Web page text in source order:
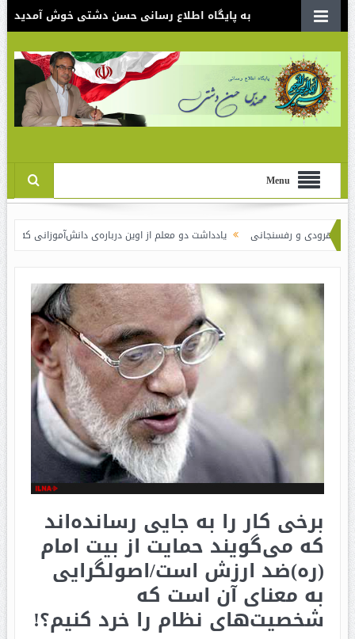
به پایگاه اطلاع رسانی حسن دشتی خوش آمدید
Menu
یادداشت دو معلم از اوین درباره‌ی دانش‌آموزانی که سوختند نقدی
برخی کار را به جایی رسانده‌اند
که می‌گویند حمایت از بیت امام
(ره)ضد ارزش است/اصولگرایی
به معنای آن است که
شخصیت‌های نظام را خرد کنیم؟!